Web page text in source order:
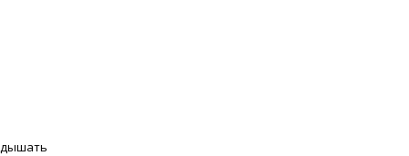
дышать